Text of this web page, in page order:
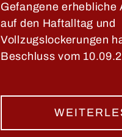
Gefangene erhebliche
auf den Haftalltag und
Vollzugslockerungen
Beschluss vom